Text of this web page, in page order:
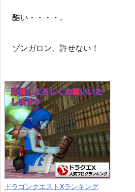
酷い・・・・。
ゾンガロン、許せない！
ドラゴンクエストXランキング